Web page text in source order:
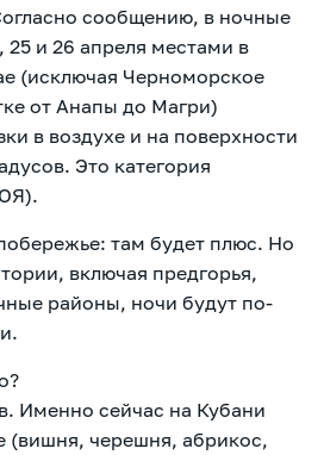
сообщению, в ночные
25 и 26 апреля местами в
(исключая Черноморское
от Анапы до Магри)
в воздухе и на поверхности
Это категория
там будет плюс. Но
включая предгорья,
районы, ночи будут по-
Именно сейчас на Кубани
(вишня, черешня, абрикос,